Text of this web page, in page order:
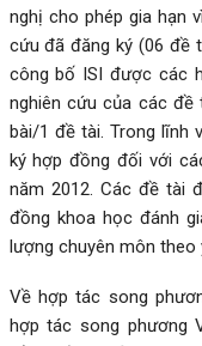
nghị cho phép gia hạn
cứu đã đăng ký (06 đề
công bố ISI được các
nghiên cứu của các
bài/1 đề tài. Trong lĩnh
ký hợp đồng đối với
năm 2012. Các đề tài
đồng khoa học đánh
lượng chuyên môn
Về hợp tác song
hợp tác song phương